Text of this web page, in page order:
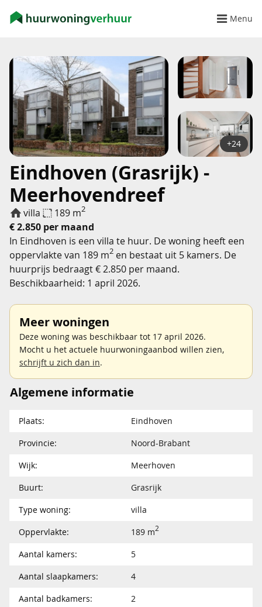
Menu
Eindhoven (Grasrijk) -
Meerhovendreef
villa 189 m2
€ 2.850 per maand
+24
In Eindhoven is een villa te huur. De woning heeft een
oppervlakte van 189 m2 en bestaat uit 5 kamers. De
huurprijs bedraagt € 2.850 per maand.
Beschikbaarheid: 1 april 2026.
Meer woningen
Deze woning was beschikbaar tot 17 april 2026.
Mocht u het actuele huurwoningaanbod willen zien,
schrijft u zich dan in.
Algemene informatie
Plaats:
Eindhoven
Provincie:
Noord-Brabant
Wijk:
Meerhoven
Buurt:
Grasrijk
Type woning:
villa
Oppervlakte:
189 m2
Aantal kamers:
5
Aantal slaapkamers:
4
Aantal badkamers:
2